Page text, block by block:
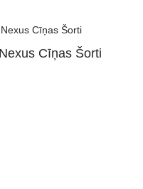
Cīņas Šorti